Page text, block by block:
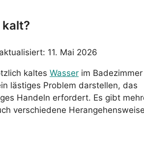
11. Mai 2026
kaltes Wasser im Badezimmer
lästiges Problem darstellen, das
Handeln erfordert. Es gibt
verschiedene